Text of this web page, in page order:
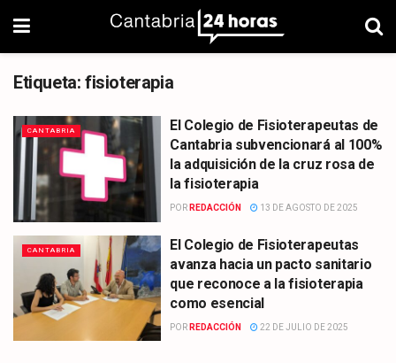
Etiqueta: fisioterapia
CANTABRIA
El Colegio de Fisioterapeutas de
Cantabria subvencionará al 100%
la adquisición de la cruz rosa de
la fisioterapia
POR REDACCIÓN 13 DE AGOSTO DE 2025
CANTABRIA
El Colegio de Fisioterapeutas
avanza hacia un pacto sanitario
que reconoce a la fisioterapia
como esencial
POR REDACCIÓN 22 DE JULIO DE 2025